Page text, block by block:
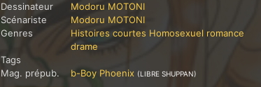
Dessinateur
Modoru MOTONI
Scénariste
Modoru MOTONI
Genres
Histoires courtes Homosexuel romance
drame
Tags
Mag. prépub.
b-Boy Phoenix (LIBRE SHUPPAN)